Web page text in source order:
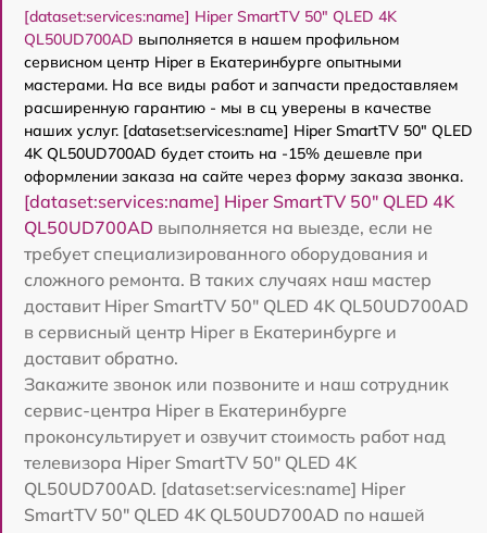
[dataset:services:name] Hiper SmartTV 50" QLED 4K
QL50UD700AD выполняется в нашем профильном
сервисном центр Hiper в Екатеринбурге опытными
мастерами. На все виды работ и запчасти предоставляем
расширенную гарантию - мы в сц уверены в качестве
наших услуг. [dataset:services:name] Hiper SmartTV 50" QLED
4K QL50UD700AD будет стоить на -15% дешевле при
оформлении заказа на сайте через форму заказа звонка.
[dataset:services:name] Hiper SmartTV 50" QLED 4K
QL50UD700AD выполняется на выезде, если не
требует специализированного оборудования и
сложного ремонта. В таких случаях наш мастер
доставит Hiper SmartTV 50" QLED 4K QL50UD700AD
в сервисный центр Hiper в Екатеринбурге и
доставит обратно.
Закажите звонок или позвоните и наш сотрудник
сервис-центра Hiper в Екатеринбурге
проконсультирует и озвучит стоимость работ над
телевизора Hiper SmartTV 50" QLED 4K
QL50UD700AD. [dataset:services:name] Hiper
SmartTV 50" QLED 4K QL50UD700AD по нашей